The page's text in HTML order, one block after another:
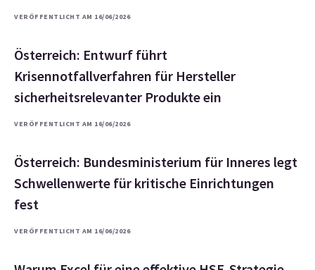
VERÖFFENTLICHT AM 16/06/2026
Österreich: Entwurf führt
Krisennotfallverfahren für Hersteller
sicherheitsrelevanter Produkte ein
VERÖFFENTLICHT AM 16/06/2026
Österreich: Bundesministerium für Inneres legt
Schwellenwerte für kritische Einrichtungen
fest
VERÖFFENTLICHT AM 16/06/2026